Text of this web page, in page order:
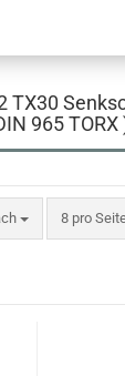
TX30
965 TORX
8 pro
pro Seite